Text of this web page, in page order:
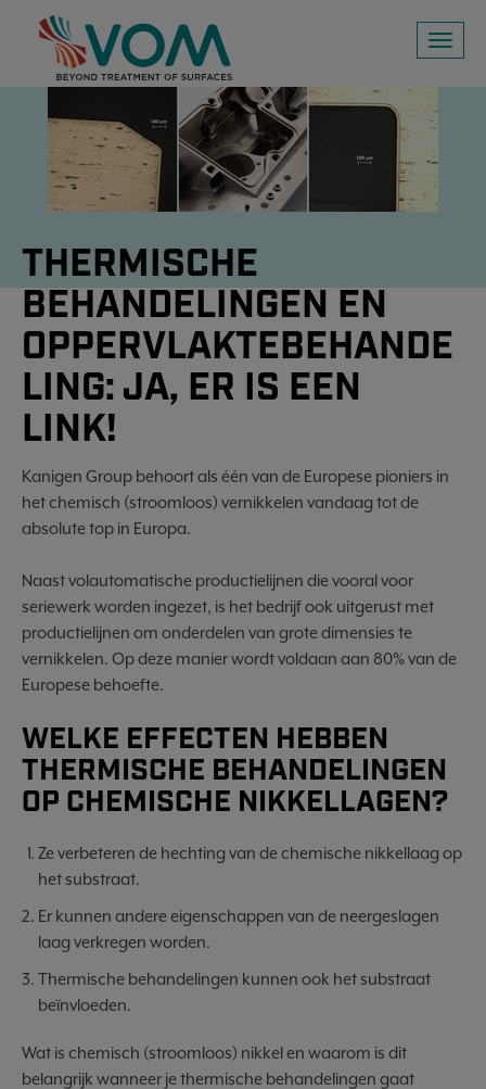
Toggle
THERMISCHE
BEHANDELINGEN EN
OPPERVLAKTEBEHANDE
LING: JA, ER IS EEN
LINK!
Kanigen Group behoort als één van de Europese pioniers in
het chemisch (stroomloos) vernikkelen vandaag tot de
absolute top in Europa.
Naast volautomatische productielijnen die vooral voor
seriewerk worden ingezet, is het bedrijf ook uitgerust met
productielijnen om onderdelen van grote dimensies te
vernikkelen. Op deze manier wordt voldaan aan 80% van de
Europese behoefte.
WELKE EFFECTEN HEBBEN
THERMISCHE BEHANDELINGEN
OP CHEMISCHE NIKKELLAGEN?
Ze verbeteren de hechting van de chemische nikkellaag op
het substraat.
Er kunnen andere eigenschappen van de neergeslagen
laag verkregen worden.
Thermische behandelingen kunnen ook het substraat
beïnvloeden.
Wat is chemisch (stroomloos) nikkel en waarom is dit
belangrijk wanneer je thermische behandelingen gaat